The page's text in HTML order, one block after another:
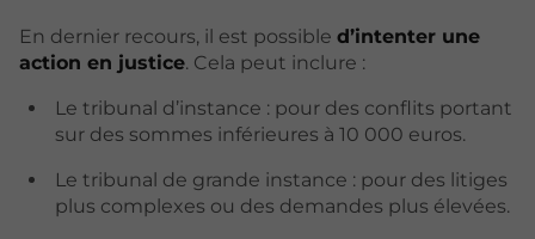
En dernier recours, il est possible d’intenter une
action en justice. Cela peut inclure :
Le tribunal d’instance : pour des conflits portant
sur des sommes inférieures à 10 000 euros.
Le tribunal de grande instance : pour des litiges
plus complexes ou des demandes plus élevées.